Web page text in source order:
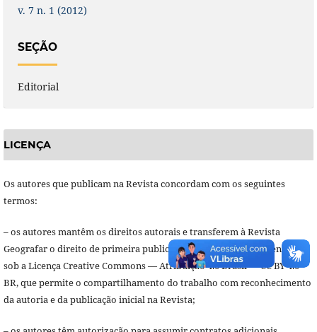
v. 7 n. 1 (2012)
SEÇÃO
Editorial
LICENÇA
Os autores que publicam na Revista concordam com os seguintes
termos:
– os autores mantêm os direitos autorais e transferem à Revista
Geografar o direito de primeira publicação, com o trabalho licenciado
sob a Licença Creative Commons — Atribuição 4.0 Brasil — CC BY 4.0
BR, que permite o compartilhamento do trabalho com reconhecimento
da autoria e da publicação inicial na Revista;